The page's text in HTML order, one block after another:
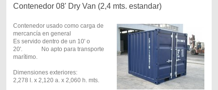
Contenedor 08' Dry Van (2,4 mts. estandar)
Contenedor usado como carga de
mercancía en general
Es servido dentro de un 10' o
20'. No apto para transporte
marítimo.
Dimensiones exteriores:
2,278 l. x 2,120 a. x 2,060 h. mts.